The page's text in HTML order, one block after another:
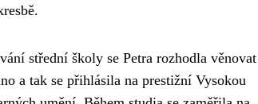
střední školy se Petra rozhodla věnovat
a tak se přihlásila na prestižní Vysokou